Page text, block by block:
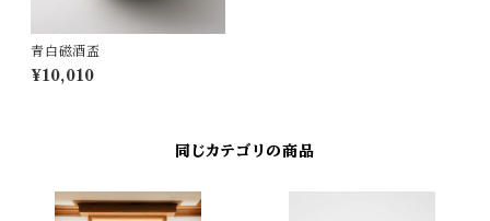
青白磁酒盃
¥10,010
同じカテゴリの商品